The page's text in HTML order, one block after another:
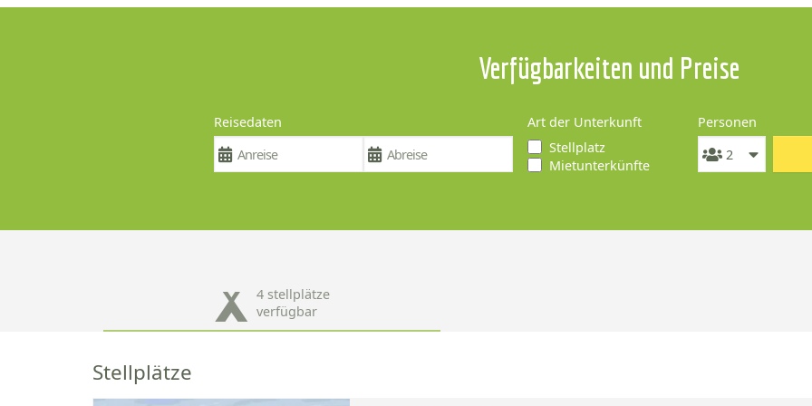
Verfügbarkeiten und Preise
Reisedaten
Art der Unterkunft
Stellplatz
Mietunterkünfte
Personen
4 stellplätze
verfügbar
Stellplätze